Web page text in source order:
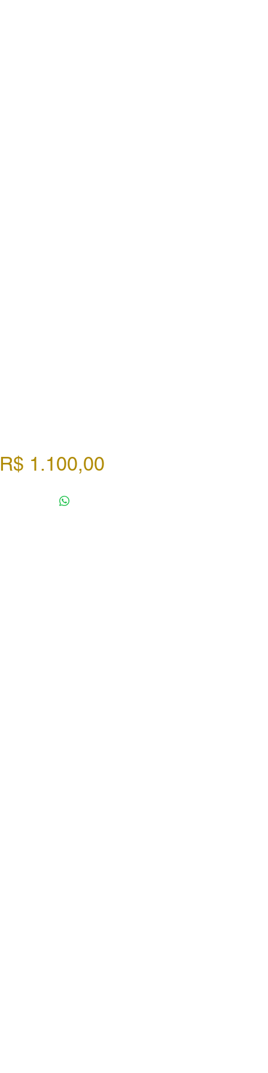
R$ 1.100,00Preço